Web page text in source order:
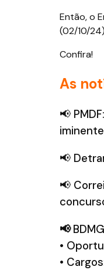
Então, o
(02/10/
Confira!
As
📢
📢
📢
📢
•
•